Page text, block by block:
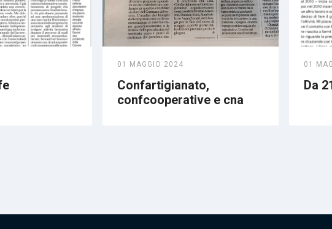
01 MAGGIO 2024
Confartigianato,
confcooperative e cna
01
Da